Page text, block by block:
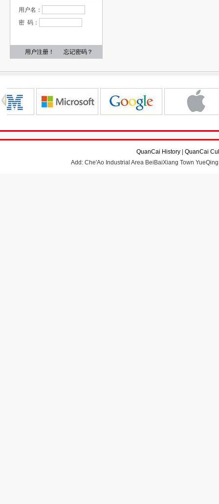
用户名：
密 码：
用户注册！ 忘记密码？
QuanCai History
QuanCai
Add: Che'Ao Industrial Area BeiBaiXiang Town